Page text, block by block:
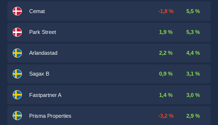
Cemat -1,8 % 5,5 %
Park Street 1,9 % 5,3 %
Arlandastad 2,2 % 4,4 %
Sagax B 0,9 % 3,1 %
Fastpartner A 1,4 % 3,0 %
Prisma Properties -3,2 % 2,9 %